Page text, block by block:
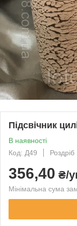
Підсвічник
В наявності
Код: Д49
Роздріб
356,40 ₴/
Мінімальна сума